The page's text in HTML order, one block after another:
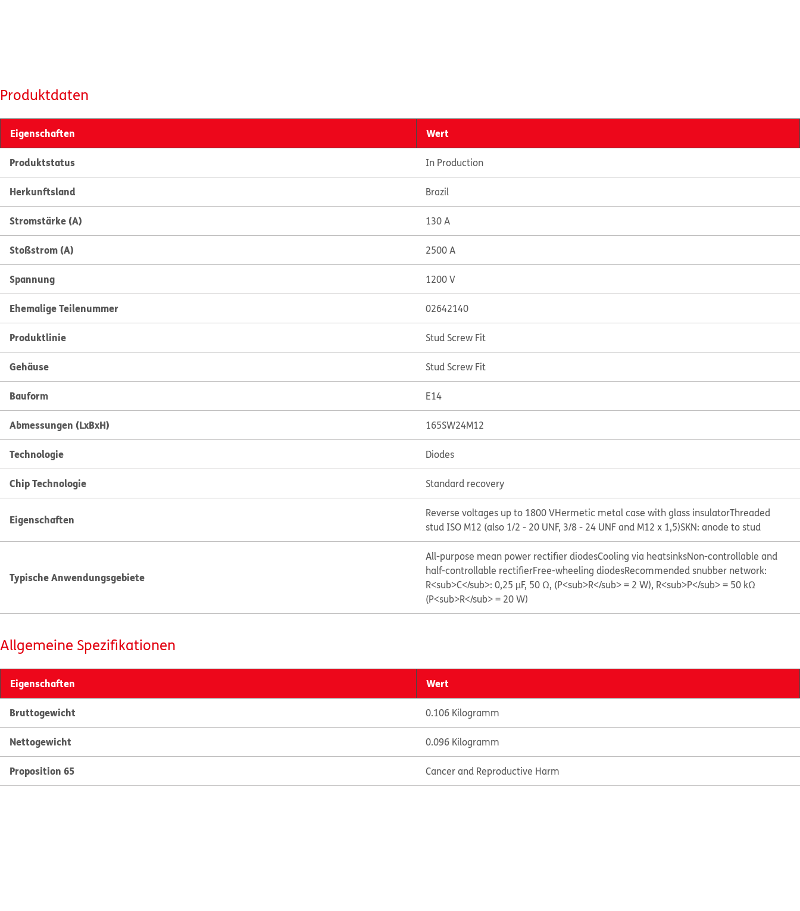
Produktdaten
Eigenschaften Wert
Produktstatus In Production
Herkunftsland Brazil
Stromstärke (A) 130 A
Stoßstrom (A) 2500 A
Spannung 1200 V
Ehemalige Teilenummer 02642140
Produktlinie Stud Screw Fit
Gehäuse Stud Screw Fit
Bauform E14
Abmessungen (LxBxH) 165SW24M12
Technologie Diodes
Chip Technologie Standard recovery
Eigenschaften Reverse voltages up to 1800 VHermetic metal case with glass insulatorThreaded
stud ISO M12 (also 1/2 - 20 UNF, 3/8 - 24 UNF and M12 x 1,5)SKN: anode to stud
Typische Anwendungsgebiete
All-purpose mean power rectifier diodesCooling via heatsinksNon-controllable and
half-controllable rectifierFree-wheeling diodesRecommended snubber network:
R<sub>C</sub>: 0,25 µF, 50 Ω, (P<sub>R</sub> = 2 W), R<sub>P</sub> = 50 kΩ
(P<sub>R</sub> = 20 W)
Allgemeine Spezifikationen
Eigenschaften Wert
Bruttogewicht 0.106 Kilogramm
Nettogewicht 0.096 Kilogramm
Proposition 65 Cancer and Reproductive Harm